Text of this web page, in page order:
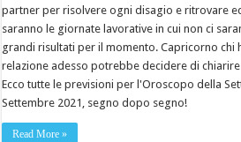
partner per risolvere ogni disagio e ritrovare
saranno le giornate lavorative in cui non ci
grandi risultati per il momento. Capricorno chi
relazione adesso potrebbe decidere di
Ecco tutte le previsioni per l'Oroscopo della
Settembre 2021, segno dopo segno!
Read More »